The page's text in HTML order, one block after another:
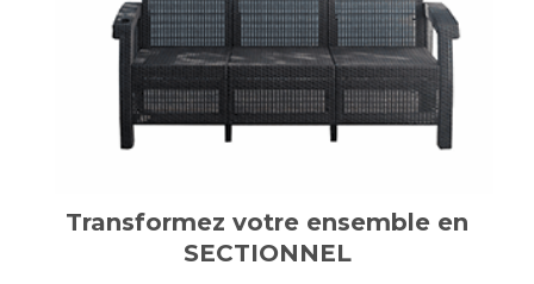
Transformez votre ensemble en
SECTIONNEL